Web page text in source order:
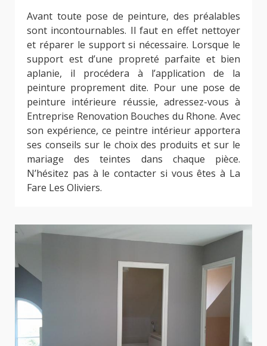
Avant toute pose de peinture, des préalables
sont incontournables. Il faut en effet nettoyer
et réparer le support si nécessaire. Lorsque le
support est d’une propreté parfaite et bien
aplanie, il procédera à l’application de la
peinture proprement dite. Pour une pose de
peinture intérieure réussie, adressez-vous à
Entreprise Renovation Bouches du Rhone. Avec
son expérience, ce peintre intérieur apportera
ses conseils sur le choix des produits et sur le
mariage des teintes dans chaque pièce.
N’hésitez pas à le contacter si vous êtes à La
Fare Les Oliviers.